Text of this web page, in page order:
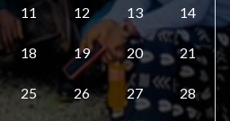
11 12 13 14
18 19 20 21
25 26 27 28